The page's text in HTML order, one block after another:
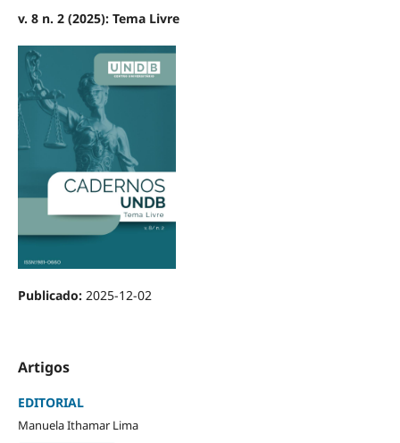
v. 8 n. 2 (2025): Tema Livre
Publicado: 2025-12-02
Artigos
EDITORIAL
Manuela Ithamar Lima